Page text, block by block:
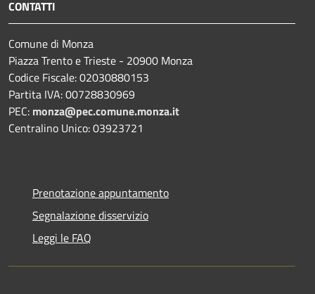
CONTATTI
Comune di Monza
Piazza Trento e Trieste - 20900 Monza
Codice Fiscale: 02030880153
Partita IVA: 00728830969
PEC: monza@pec.comune.monza.it
Centralino Unico: 03923721
Prenotazione appuntamento
Segnalazione disservizio
Leggi le FAQ